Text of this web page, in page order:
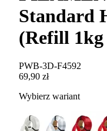
Standard
(Refill 1kg
PWB-3D-F4592
69,90 zł
Wybierz wariant